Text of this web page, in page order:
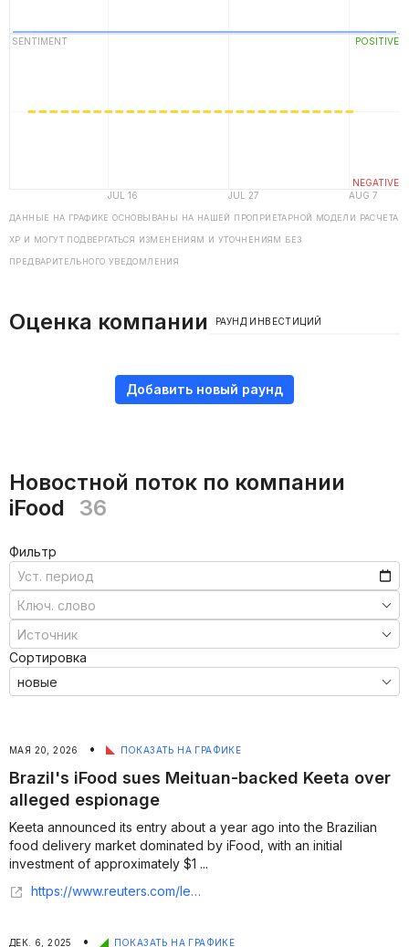
ДАННЫЕ НА ГРАФИКЕ ОСНОВЫВАНЫ НА НАШЕЙ ПРОПРИЕТАРНОЙ МОДЕЛИ РАСЧЕТА
ХP И МОГУТ ПОДВЕРГАТЬСЯ ИЗМЕНЕНИЯМ И УТОЧНЕНИЯМ БЕЗ
ПРЕДВАРИТЕЛЬНОГО УВЕДОМЛЕНИЯ
Оценка компании РАУНД ИНВЕСТИЦИЙ
Добавить новый раунд
Новостной поток по компании
iFood
36
Фильтр
Сортировка
МАЯ 20, 2026 • ПОКАЗАТЬ НА ГРАФИКЕ
Brazil's iFood sues Meituan-backed Keeta over
alleged espionage
Keeta announced its entry ⁠about ​a year ago into the ​Brazilian
food delivery market dominated by iFood, with an initial
investment of ​approximately $1 ...
https://www.reuters.com/legal/litigation/brazils-ifood-sues-meituan-backed-keeta-over-alleged-espionage-2026-05-20/
ДЕК. 6, 2025 • ПОКАЗАТЬ НА ГРАФИКЕ